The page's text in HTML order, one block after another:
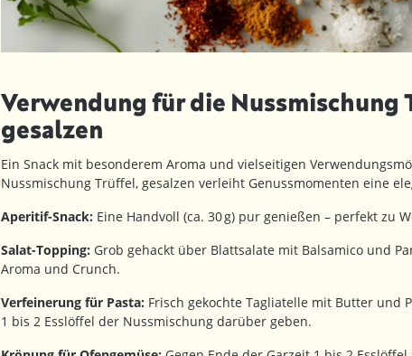
Verwendung für die Nussmischung
gesalzen
Ein Snack mit besonderem Aroma und vielseitigen
Nussmischung Trüffel, gesalzen verleiht Genussmomenten eine
Aperitif-Snack: Eine Handvoll (ca. 30 g) pur genießen – perfekt zu
Salat-Topping: Grob gehackt über Blattsalate mit Balsamico und
Aroma und Crunch.
Verfeinerung für Pasta: Frisch gekochte Tagliatelle mit Butter und
1 bis 2 Esslöffel der Nussmischung darüber geben.